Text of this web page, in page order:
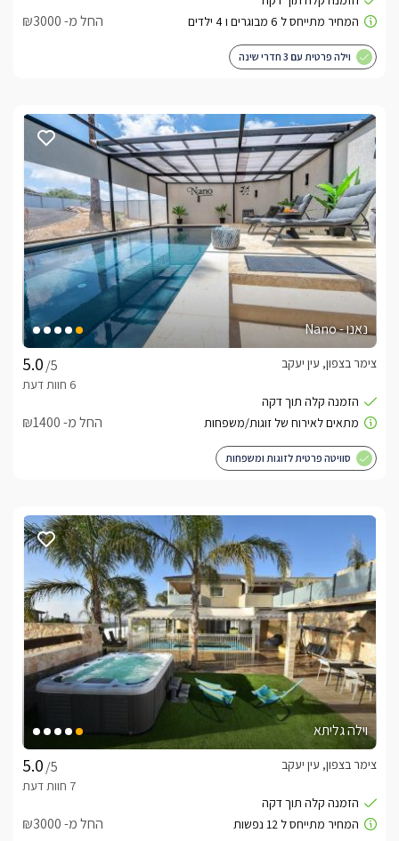
החל מ- ₪3000
וילה פרטית עם 3 חדרי שינה
נאנו - Nano
/5
צימר בצפון, עין יעקב
החל מ- ₪1400
סוויטה פרטית לזוגות ומשפחות
וילה גליתא
/5
צימר בצפון, עין יעקב
החל מ- ₪3000